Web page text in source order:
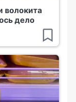
волокита
дело